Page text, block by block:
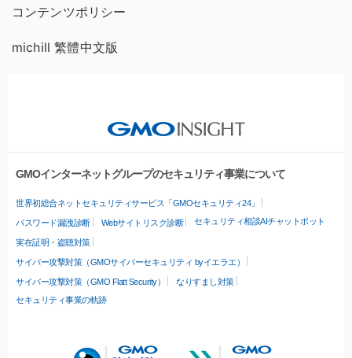
コンテンツポリシー
michill 繁體中文版
GMOインターネットグループのセキュリティ事業について
世界初総合ネットセキュリティサービス「GMOセキュリティ24」
パスワード漏洩診断 Webサイトリスク診断 セキュリティ相談AIチャットボット
実在証明・盗聴対策
サイバー攻撃対策（GMOサイバーセキュリティ byイエラエ）
サイバー攻撃対策（GMO Flatt Security）
なりすまし対策
セキュリティ事業の軌跡